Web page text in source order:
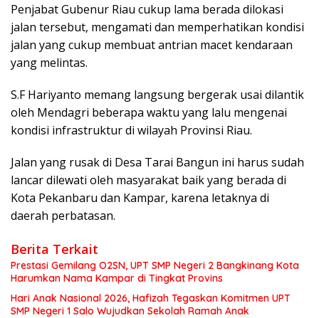
Penjabat Gubenur Riau cukup lama berada dilokasi
jalan tersebut, mengamati dan memperhatikan kondisi
jalan yang cukup membuat antrian macet kendaraan
yang melintas.
S.F Hariyanto memang langsung bergerak usai dilantik
oleh Mendagri beberapa waktu yang lalu mengenai
kondisi infrastruktur di wilayah Provinsi Riau.
Jalan yang rusak di Desa Tarai Bangun ini harus sudah
lancar dilewati oleh masyarakat baik yang berada di
Kota Pekanbaru dan Kampar, karena letaknya di
daerah perbatasan.
Berita Terkait
Prestasi Gemilang O2SN, UPT SMP Negeri 2 Bangkinang Kota
Harumkan Nama Kampar di Tingkat Provins
Hari Anak Nasional 2026, Hafizah Tegaskan Komitmen UPT
SMP Negeri 1 Salo Wujudkan Sekolah Ramah Anak